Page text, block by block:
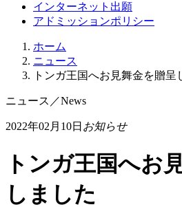
インターネット出願
アドミッションポリシー
ホーム
ニュース
トンガ王国へお見舞金を贈呈
ニュース ／News
2022年02月10日 お知らせ
トンガ王国へお
しました